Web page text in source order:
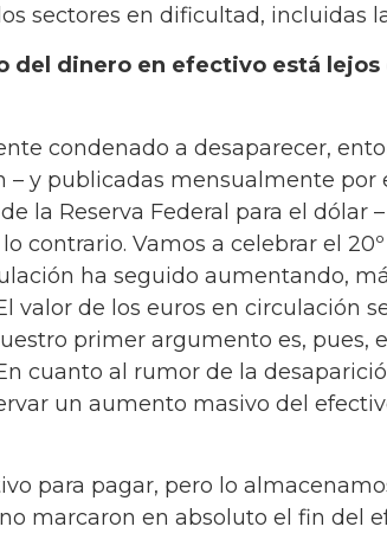
sectores en dificultad, incluidas
del dinero en efectivo está
condenado a desaparecer,
y publicadas mensualmente por
la Reserva Federal para el dólar
contrario. Vamos a celebrar el
ha seguido aumentando,
valor de los euros en circulación
primer argumento es, pues,
cuanto al rumor de la
un aumento masivo del
para pagar, pero lo
marcaron en absoluto el fin del